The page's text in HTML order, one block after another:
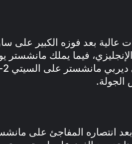
فيما يملك مانشستر
الجولة.